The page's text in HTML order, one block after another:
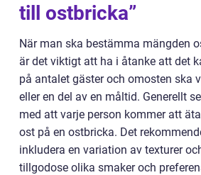
till ostbricka”
När man ska bestämma mängden
är det viktigt att ha i åtanke att det
på antalet gäster och omosten ska
eller en del av en måltid. Generellt
med att varje person kommer att
ost på en ostbricka. Det
inkludera en variation av texturer
tillgodose olika smaker och